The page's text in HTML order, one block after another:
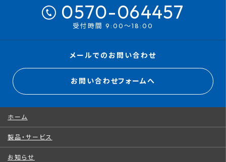
0570-064457
受付時間 9:00～18:00
メールでのお問い合わせ
お問い合わせフォームへ
ホーム
製品・サービス
お知らせ